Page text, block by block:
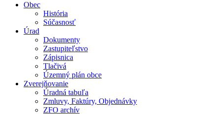
Obec
História
Súčasnosť
Úrad
Dokumenty
Zastupiteľstvo
Zápisnica
Tlačivá
Územný plán obce
Zverejňovanie
Úradná tabuľa
Zmluvy, Faktúry, Objednávky
ZFO archív